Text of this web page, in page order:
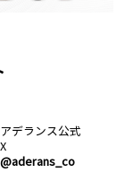
アデランス公式
X
@aderans_co